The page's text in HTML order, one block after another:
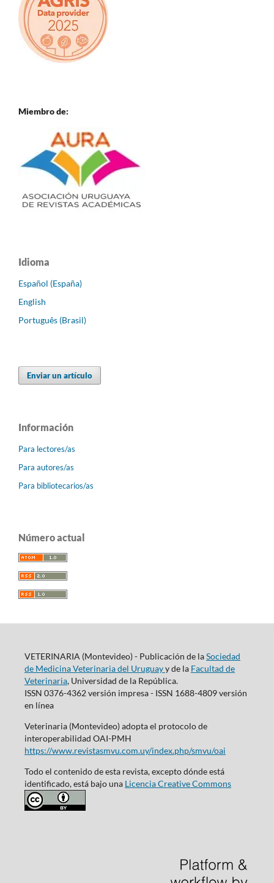
Miembro de:
Idioma
Español (España)
English
Português (Brasil)
Enviar un artículo
Información
Para lectores/as
Para autores/as
Para bibliotecarios/as
Número actual
VETERINARIA (Montevideo) - Publicación de laSociedad
de Medicina Veterinaria del Uruguayy de la Facultad de
Veterinaria, Universidad de la República.
ISSN 0376-4362 versión impresa - ISSN 1688-4809 versión
en línea
Veterinaria (Montevideo) adopta el protocolo de
interoperabilidad OAI-PMH
https://www.revistasmvu.com.uy/index.php/smvu/oai
Todo el contenido de esta revista, excepto dónde está
identificado, está bajo una Licencia Creative Commons